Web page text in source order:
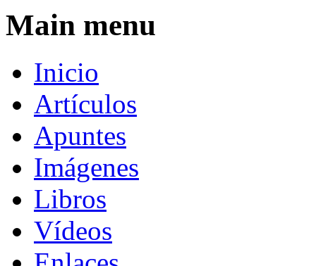
Main menu
Inicio
Artículos
Apuntes
Imágenes
Libros
Vídeos